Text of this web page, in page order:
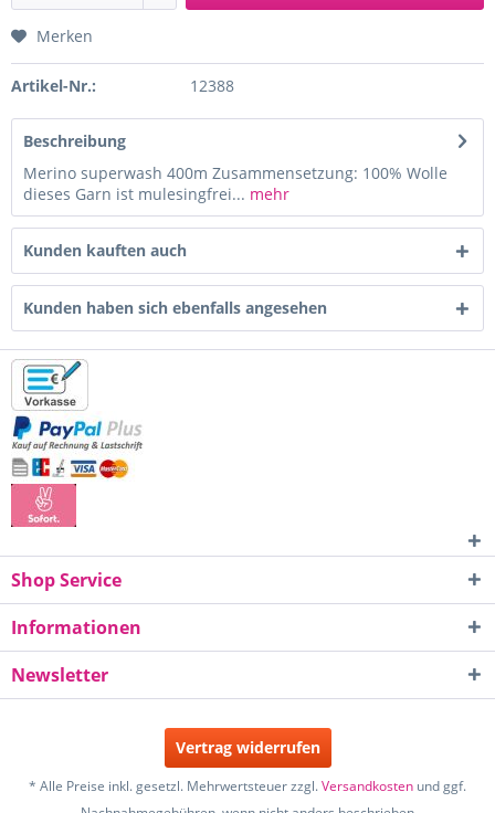
Merken
Artikel-Nr.: 12388
Beschreibung
Merino superwash 400m Zusammensetzung: 100% Wolle
dieses Garn ist mulesingfrei... mehr
Kunden kauften auch
Kunden haben sich ebenfalls angesehen
Shop Service
Informationen
Newsletter
Vertrag widerrufen
* Alle Preise inkl. gesetzl. Mehrwertsteuer zzgl.Versandkosten und ggf.